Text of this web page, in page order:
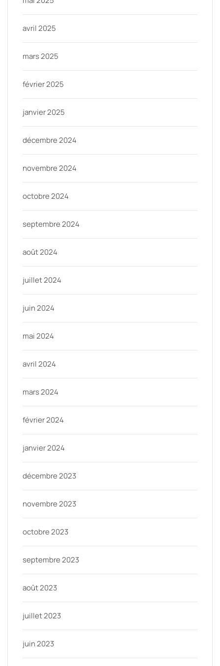
avril 2025
mars 2025
février 2025
janvier 2025
décembre 2024
novembre 2024
octobre 2024
septembre 2024
août 2024
juillet 2024
juin 2024
mai 2024
avril 2024
mars 2024
février 2024
janvier 2024
décembre 2023
novembre 2023
octobre 2023
septembre 2023
août 2023
juillet 2023
juin 2023